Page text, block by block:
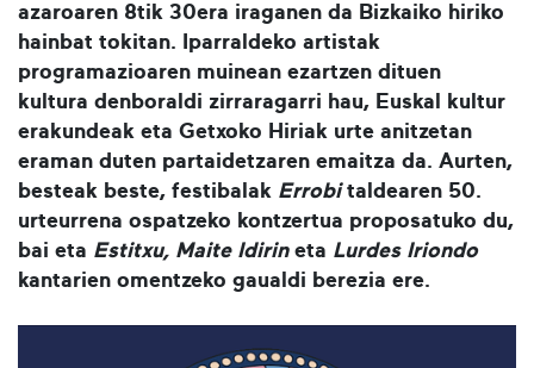
azaroaren 8tik 30era iraganen da Bizkaiko hiriko
hainbat tokitan. Iparraldeko artistak
programazioaren muinean ezartzen dituen
kultura denboraldi zirraragarri hau, Euskal kultur
erakundeak eta Getxoko Hiriak urte anitzetan
eraman duten partaidetzaren emaitza da. Aurten,
besteak beste, festibalak Errobitaldearen 50.
urteurrena ospatzeko kontzertua proposatuko du,
bai eta Estitxu, Maite Idirineta Lurdes Iriondo
kantarien omentzeko gaualdi berezia ere.